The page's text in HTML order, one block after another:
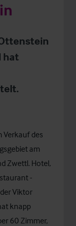
hat
Verkauf des
am
Zwettl. Hotel,
-
Viktor
knapp
60 Zimmer,